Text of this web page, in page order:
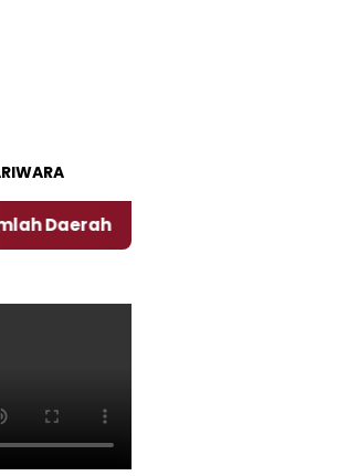
di Jember Alami Krisi Air